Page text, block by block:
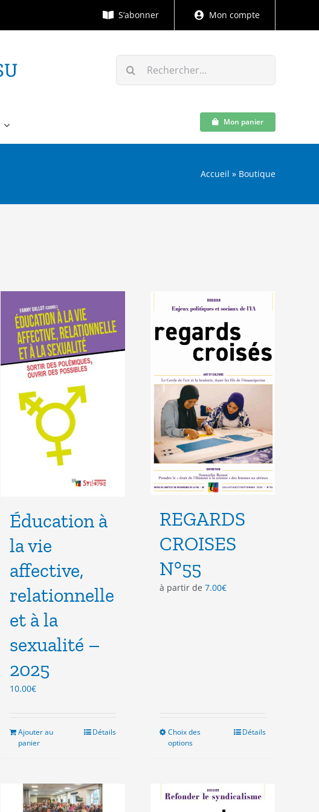
S’abonner Mon compte
Rechercher:
Mon panier
Accueil » Boutique
Éducation à
la vie
affective,
relationnelle
et à la
sexualité –
2025
10.00€
Ajouter au
panier
Détails
REGARDS
CROISES
N°55
à partir de 7.00€
Choix des
options
Les
Détails